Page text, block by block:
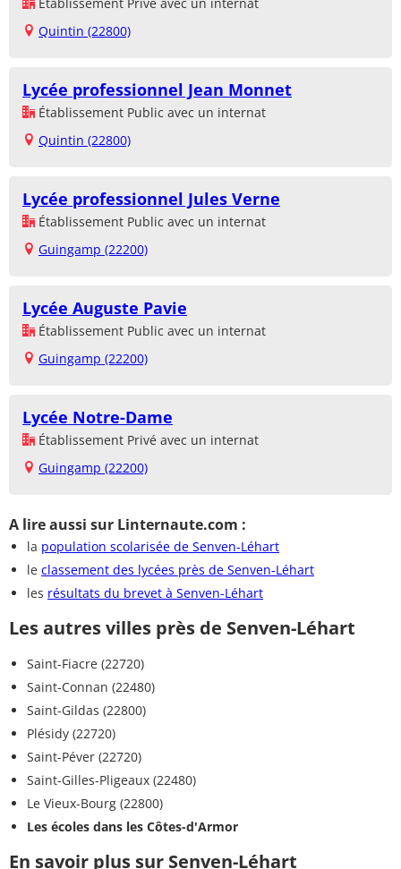
Quintin (22800)
Lycée professionnel Jean Monnet
Établissement Public avec un internat
Quintin (22800)
Lycée professionnel Jules Verne
Établissement Public avec un internat
Guingamp (22200)
Lycée Auguste Pavie
Établissement Public avec un internat
Guingamp (22200)
Lycée Notre-Dame
Établissement Privé avec un internat
Guingamp (22200)
A lire aussi sur Linternaute.com :
la population scolarisée de Senven-Léhart
le classement des lycées près de Senven-Léhart
les résultats du brevet à Senven-Léhart
Les autres villes près de Senven-Léhart
Saint-Fiacre (22720)
Saint-Connan (22480)
Saint-Gildas (22800)
Plésidy (22720)
Saint-Péver (22720)
Saint-Gilles-Pligeaux (22480)
Le Vieux-Bourg (22800)
Les écoles dans les Côtes-d'Armor
En savoir plus sur Senven-Léhart